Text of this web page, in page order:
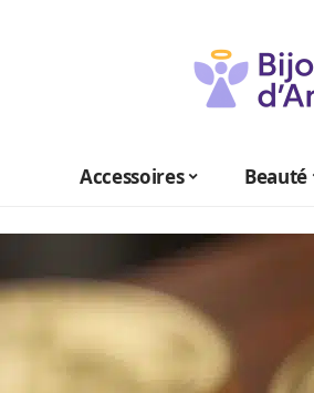
Accessoires Beauté